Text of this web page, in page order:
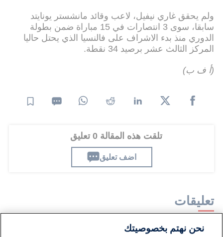
ولم يحقق غاري نيفيل، لاعب وقائد مانشستر يونايتد
سابقا، سوى 3 انتصارات في 15 مباراة ضمن بطولة
الدوري منذ بدء الاشراف على فالنسيا الذي يحتل حاليا
المركز الثالث عشر برصيد 34 نقطة.
(أ ف ب)
تلقت هذه المقالة 0 تعليق
اضف تعليق
تعليقات
لا توجد تعليقات مكتوبة حتى الآن. كن الأول!
نحن نهتم بخصوصيتك